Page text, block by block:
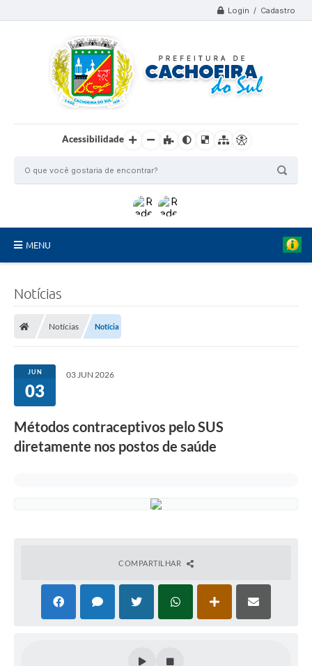
Login / Cadastro
Acessibilidade
MENU
Conselhos Municipais
Serviços on-line
Turismo
A Prefeitura
Notícias
Notícias Notícia
JUN
03
03 JUN 2026
Métodos contraceptivos pelo SUS
diretamente nos postos de saúde
COMPARTILHAR